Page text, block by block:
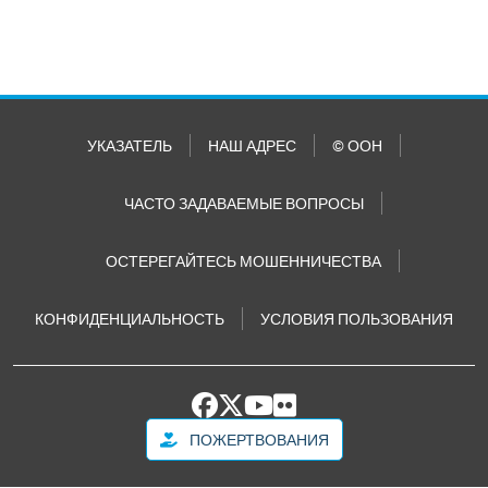
УКАЗАТЕЛЬ НАШ АДРЕС © ООН
ЧАСТО ЗАДАВАЕМЫЕ ВОПРОСЫ
ОСТЕРЕГАЙТЕСЬ МОШЕННИЧЕСТВА
КОНФИДЕНЦИАЛЬНОСТЬ УСЛОВИЯ ПОЛЬЗОВАНИЯ
ПОЖЕРТВОВАНИЯ